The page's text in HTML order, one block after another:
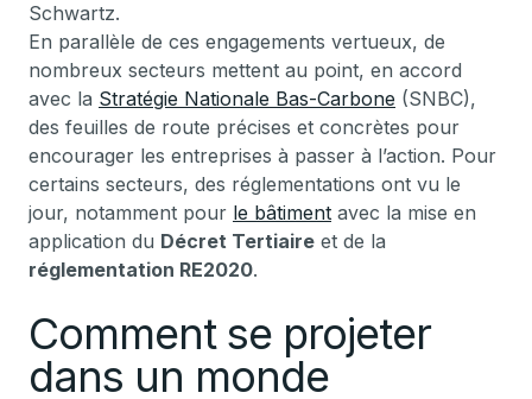
Schwartz.
En parallèle de ces engagements vertueux, de
nombreux secteurs mettent au point, en accord
avec la Stratégie Nationale Bas-Carbone (SNBC),
des feuilles de route précises et concrètes pour
encourager les entreprises à passer à l’action. Pour
certains secteurs, des réglementations ont vu le
jour, notamment pour le bâtiment avec la mise en
application du Décret Tertiaire et de la
réglementation RE2020.
Comment se projeter
dans un monde